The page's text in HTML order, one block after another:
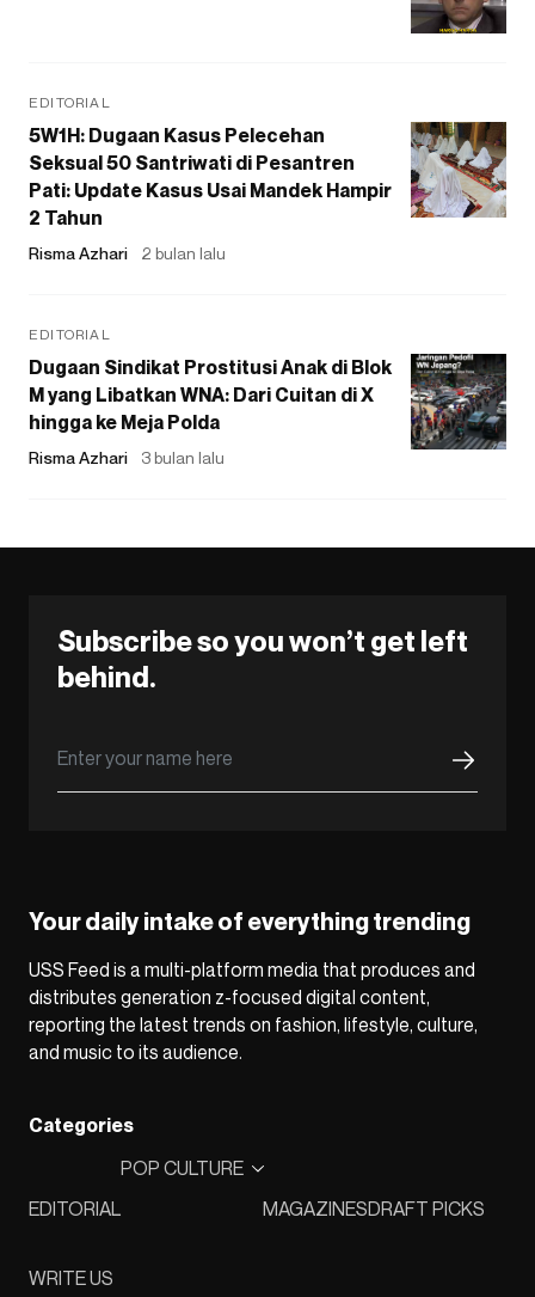
EDITORIAL
5W1H: Dugaan Kasus Pelecehan
Seksual 50 Santriwati di Pesantren
Pati: Update Kasus Usai Mandek Hampir
2 Tahun
Risma Azhari 2 bulan lalu
EDITORIAL
Dugaan Sindikat Prostitusi Anak di Blok
M yang Libatkan WNA: Dari Cuitan di X
hingga ke Meja Polda
Risma Azhari 3 bulan lalu
Subscribe so you won’t get left
behind.
Your daily intake of everything trending
USS Feed is a multi-platform media that produces and
distributes generation z-focused digital content,
reporting the latest trends on fashion, lifestyle, culture,
and music to its audience.
Categories
EDITORIAL
POP CULTURE
MAGAZINESDRAFT PICKS
WRITE US